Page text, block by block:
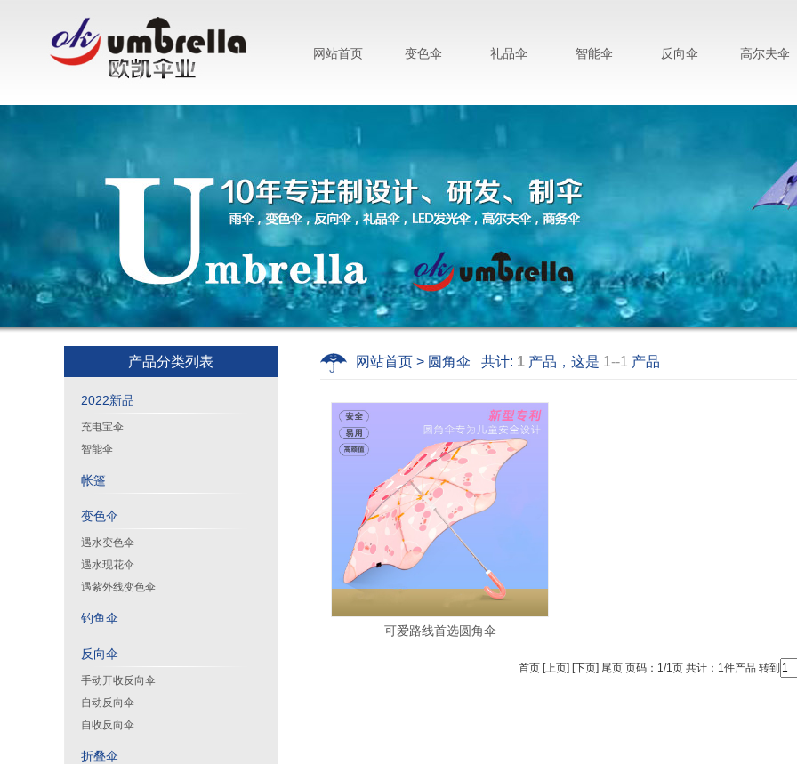
网站首页 变色伞 礼品伞 智能伞 反向伞 高尔夫伞
产品分类列表
2022新品
充电宝伞
智能伞
帐篷
变色伞
遇水变色伞
遇水现花伞
遇紫外线变色伞
钓鱼伞
反向伞
手动开收反向伞
自动反向伞
自收反向伞
折叠伞
网站首页 > 圆角伞 共计: 1 产品，这是 1--1 产品
可爱路线首选圆角伞
首页 [上页] [下页] 尾页 页码：1/1页 共计：1件产品 转到